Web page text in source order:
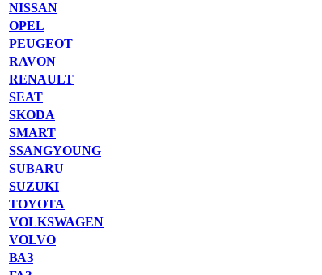
NISSAN
OPEL
PEUGEOT
RAVON
RENAULT
SEAT
SKODA
SMART
SSANGYOUNG
SUBARU
SUZUKI
TOYOTA
VOLKSWAGEN
VOLVO
ВАЗ